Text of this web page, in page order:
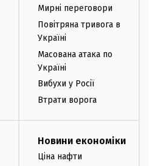
Мирні переговори
Повітряна тривога в
Україні
Масована атака по
Україні
Вибухи у Росії
Втрати ворога
Новини економіки
Ціна нафти